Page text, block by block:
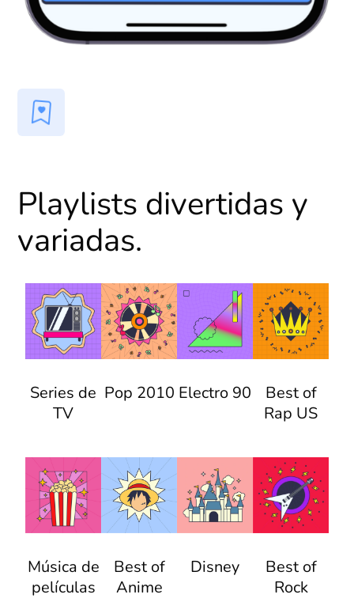
Playlists divertidas y
variadas.
Series de
TV
Pop 2010 Electro 90
Best of
Rap US
Música de
películas
Best of
Anime
Disney
Best of
Rock